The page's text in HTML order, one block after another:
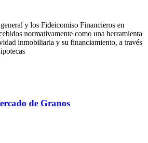
y los Fideicomiso Financieros en
normativamente como una herramienta
inmobiliaria y su financiamiento, a través
de Granos